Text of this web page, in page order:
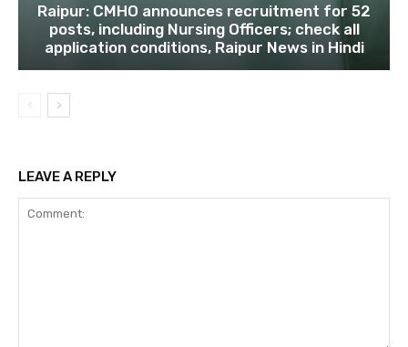
Raipur: CMHO announces recruitment for 52
posts, including Nursing Officers; check all
application conditions, Raipur News in Hindi
LEAVE A REPLY